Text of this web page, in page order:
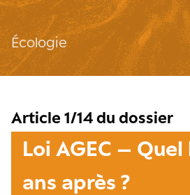
Écologie
Article 1/14 du dossier
Loi AGEC –
ans après ?